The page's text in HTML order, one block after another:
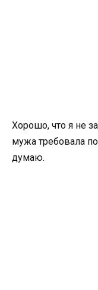
Хорошо, что я не
мужа требовала
думаю.